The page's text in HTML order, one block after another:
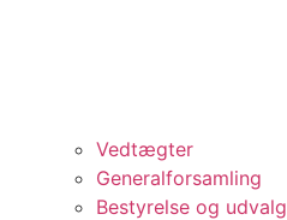
Vedtægter
Generalforsamling
Bestyrelse og udvalg